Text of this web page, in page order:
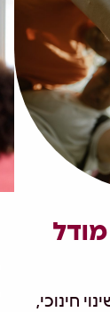
חינוכי,